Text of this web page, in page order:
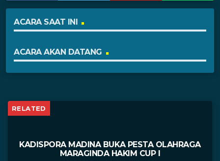
ACARA SAAT INI
ACARA AKAN DATANG
RELATED
KADISPORA MADINA BUKA PESTA OLAHRAGA
MARAGINDA HAKIM CUP I